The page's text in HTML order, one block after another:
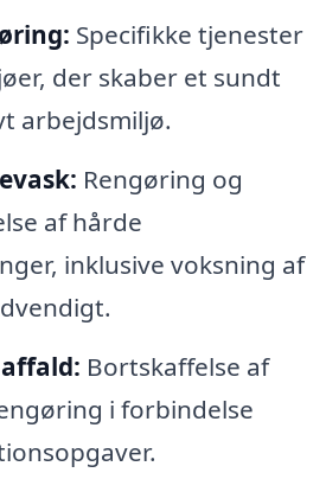
Specifikke tjenester
der skaber et sundt
arbejdsmiljø.
Rengøring og
af hårde
inklusive voksning af
Bortskaffelse af
i forbindelse